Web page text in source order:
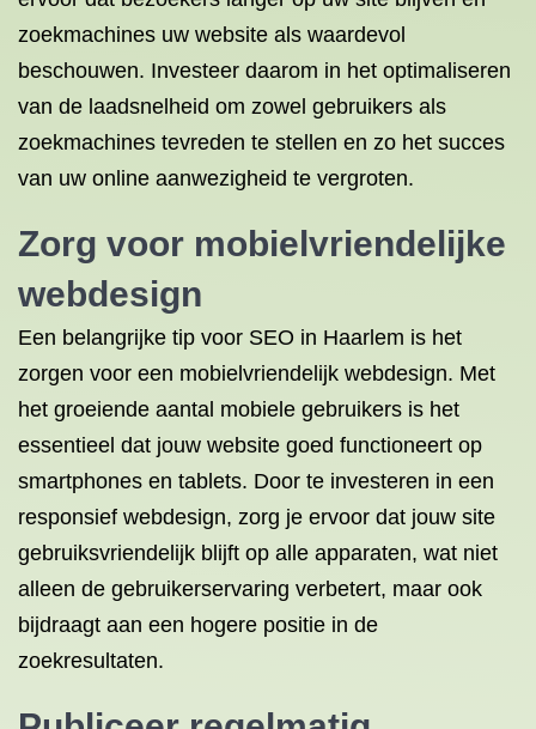
zoekmachines uw website als waardevol
beschouwen. Investeer daarom in het optimaliseren
van de laadsnelheid om zowel gebruikers als
zoekmachines tevreden te stellen en zo het succes
van uw online aanwezigheid te vergroten.
Zorg voor mobielvriendelijke
webdesign
Een belangrijke tip voor SEO in Haarlem is het
zorgen voor een mobielvriendelijk webdesign. Met
het groeiende aantal mobiele gebruikers is het
essentieel dat jouw website goed functioneert op
smartphones en tablets. Door te investeren in een
responsief webdesign, zorg je ervoor dat jouw site
gebruiksvriendelijk blijft op alle apparaten, wat niet
alleen de gebruikerservaring verbetert, maar ook
bijdraagt aan een hogere positie in de
zoekresultaten.